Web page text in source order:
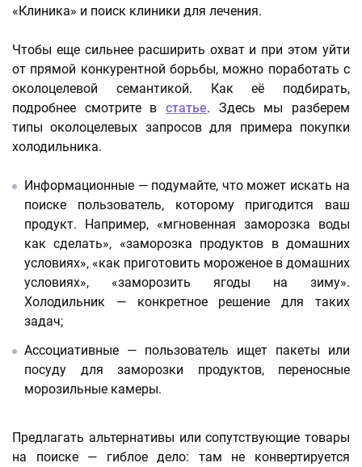
«Клиника» и поиск клиники для лечения.
Чтобы еще сильнее расширить охват и при этом уйти
от прямой конкурентной борьбы, можно поработать с
околоцелевой семантикой. Как её подбирать,
подробнее смотрите в статье. Здесь мы разберем
типы околоцелевых запросов для примера покупки
холодильника.
Информационные — подумайте, что может искать на
поиске пользователь, которому пригодится ваш
продукт. Например, «мгновенная заморозка воды
как сделать», «заморозка продуктов в домашних
условиях», «как приготовить мороженое в домашних
условиях», «заморозить ягоды на зиму».
Холодильник — конкретное решение для таких
задач;
Ассоциативные — пользователь ищет пакеты или
посуду для заморозки продуктов, переносные
морозильные камеры.
Предлагать альтернативы или сопутствующие товары
на поиске — гиблое дело: там не конвертируется